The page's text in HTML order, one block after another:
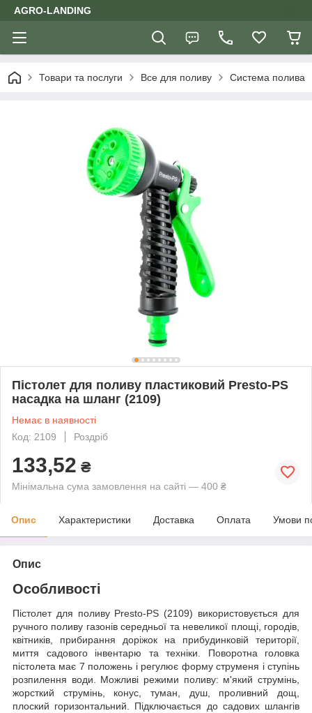
AGRO-LANDING
Товари та послуги Все для поливу Система полива
Пістолет для поливу пластиковий Presto-PS
насадка на шланг (2109)
Немає в наявності
Код: 2109
Роздріб
133,52 ₴
Мінімальна сума замовлення на сайті — 400 ₴
Опис Характеристики Доставка Оплата Умови
Опис
Особливості
Пістолет для поливу Presto-PS (2109) використовується для
ручного поливу газонів середньої та невеликої площі, городів,
квітників, прибирання доріжок на прибудинковій території,
миття садового інвентарю та техніки. Поворотна головка
пістолета має 7 положень і регулює форму струменя і ступінь
розпилення води. Можливі режими поливу: м'який струмінь,
жорсткий струмінь, конус, туман, душ, проливний дощ,
плоский горизонтальний. Підключається до садових шлангів